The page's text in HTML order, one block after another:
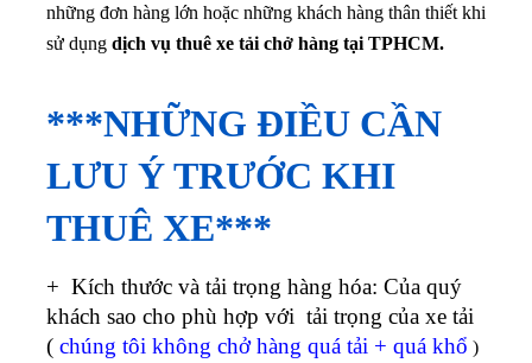
những đơn hàng lớn hoặc những khách hàng thân thiết khi
sử dụng dịch vụ thuê xe tải chở hàng tại TPHCM.
***NHỮNG ĐIỀU CẦN
LƯU Ý TRƯỚC KHI
THUÊ XE***
+ Kích thước và tải trọng hàng hóa: Của quý
khách sao cho phù hợp với tải trọng của xe tải
( chúng tôi không chở hàng quá tải + quá khổ )